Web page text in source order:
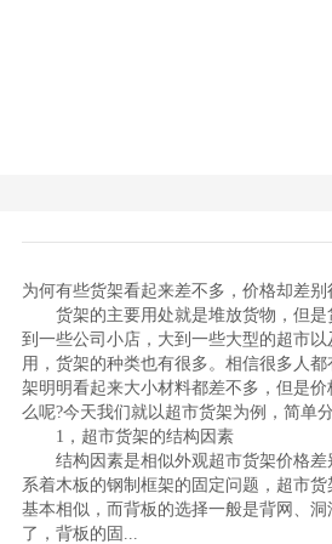
为何有些货架看起来差不多，价格却差别
货架的主要用处就是堆放货物，但是
到一些公司小店，大到一些大型的超市
用，货架的种类也有很多。相信很多人
架明明看起来大小材料都差不多，但是
么呢?今天我们就以超市货架为例，简单
1，超市货架的结构因素
结构因素是相似外观超市货架价格差
系着木板的钢制框架的固定问题，超市
基本相似，而背板的选择一般是背网、
了，背板的固...